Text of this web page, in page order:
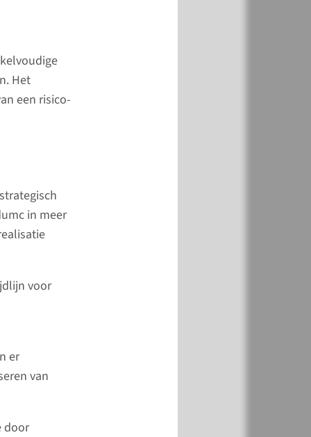
Het
een risico-
in meer
voor
er
van
door
Ronald McDonald
is in
hun ouders even
medische omgeving.